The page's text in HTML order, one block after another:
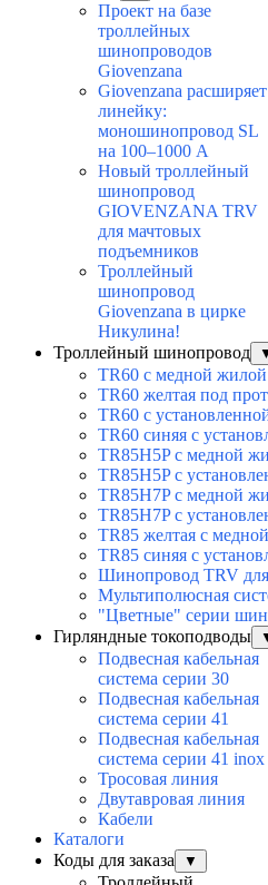
Проект на базе
троллейных
шинопроводов
Giovenzana
Giovenzana расширяет
линейку:
моношинопровод SL
на 100–1000 А
Новый троллейный
шинопровод
GIOVENZANA TRV
для мачтовых
подъемников
Троллейный
шинопровод
Giovenzana в цирке
Никулина!
Троллейный шинопровод
TR60 с медной
TR60 желтая под
TR60 с
TR60 синяя с
TR85H5P с медной
TR85H5P с
TR85H7P с медной
TR85H7P с
TR85 желтая с
TR85 синяя с
Шинопровод TRV
Мультиполюсная
"Цветные" серии
Гирляндные токоподводы
Подвесная кабельная
система серии 30
Подвесная кабельная
система серии 41
Подвесная кабельная
система серии 41 inox
Тросовая линия
Двутавровая линия
Кабели
Каталоги
Коды для заказа
▼